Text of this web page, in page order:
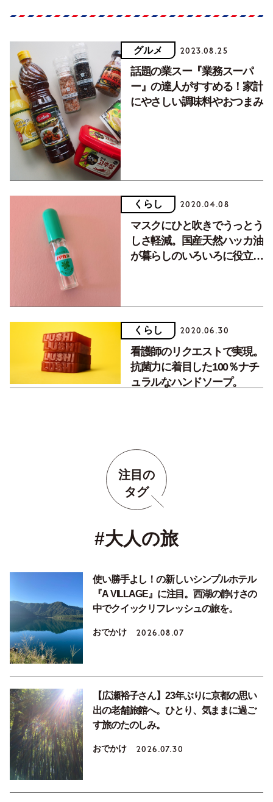
グルメ 2023.08.25
話題の業スー『業務スーパ
ー』の達人がすすめる！家計
にやさしい調味料やおつまみ
くらし 2020.04.08
マスクにひと吹きでうっとう
しさ軽減。国産天然ハッカ油
が暮らしのいろいろに役立ち
くらし 2020.06.30
看護師のリクエストで実現。
抗菌力に着目した100％ナチ
ュラルなハンドソープ。
注目の
タグ
#大人の旅
使い勝手よし！の新しいシンプルホテル
『A VILLAGE』に注目。西湖の静けさの
中でクイックリフレッシュの旅を。
おでかけ 2026.08.07
【広瀬裕子さん】23年ぶりに京都の思い
出の老舗旅館へ。ひとり、気ままに過ご
す旅のたのしみ。
おでかけ 2026.07.30